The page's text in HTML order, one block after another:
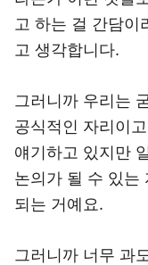
고 하는 걸 간담이
고 생각합니다.
그러니까 우리는
공식적인 자리이
얘기하고 있지만
논의가 될 수 있는
되는 거예요.
그러니까 너무 과